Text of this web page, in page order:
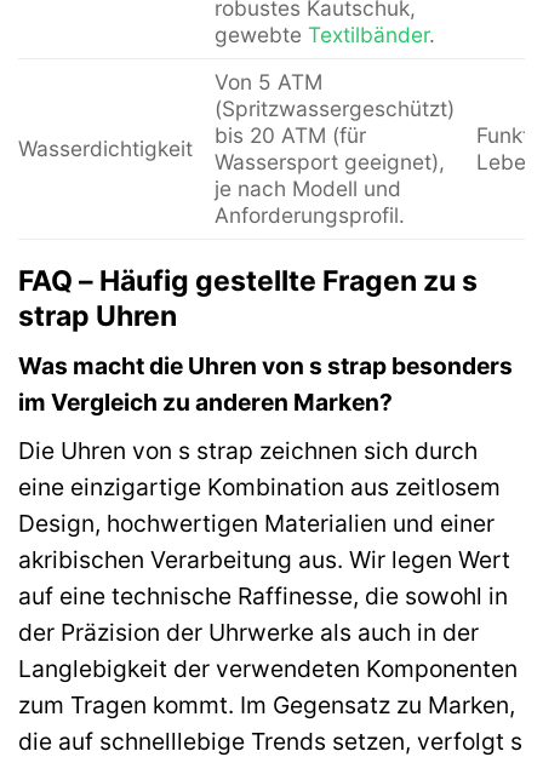
robustes Kautschuk,
gewebte Textilbänder.
Wasserdichtigkeit
Von 5 ATM
(Spritzwassergeschützt)
bis 20 ATM (für
Wassersport geeignet),
je nach Modell und
Anforderungsprofil.
FAQ – Häufig gestellte Fragen zu s
strap Uhren
Was macht die Uhren von s strap besonders
im Vergleich zu anderen Marken?
Die Uhren von s strap zeichnen sich durch
eine einzigartige Kombination aus zeitlosem
Design, hochwertigen Materialien und einer
akribischen Verarbeitung aus. Wir legen Wert
auf eine technische Raffinesse, die sowohl in
der Präzision der Uhrwerke als auch in der
Langlebigkeit der verwendeten Komponenten
zum Tragen kommt. Im Gegensatz zu Marken,
die auf schnelllebige Trends setzen, verfolgt s